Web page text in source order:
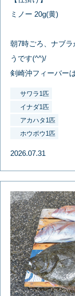
ミノー 20g(黄)
朝7時ごろ、ナブ
うです(^^)/
剣崎沖フィーバー
サワラ1匹
イナダ1匹
アカハタ1匹
ホウボウ1匹
2026.07.31